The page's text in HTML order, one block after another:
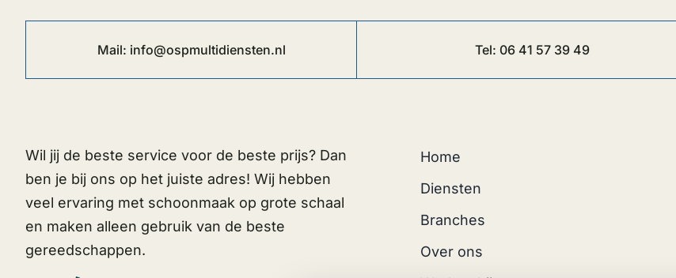
Mail: info@ospmultidiensten.nl Tel: 06 41 57 39 49
Wil jij de beste service voor de beste prijs? Dan
ben je bij ons op het juiste adres! Wij hebben
veel ervaring met schoonmaak op grote schaal
en maken alleen gebruik van de beste
gereedschappen.
Home
Diensten
Branches
Over ons